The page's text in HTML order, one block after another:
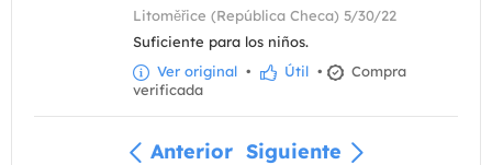
Litoměřice (República Checa) 5/30/22
Suficiente para los niños.
Ver original • Útil •
Compra
verificada
Anterior Siguiente